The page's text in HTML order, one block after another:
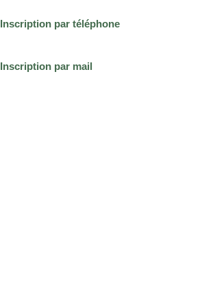
Inscription par téléphone
Inscription par mail